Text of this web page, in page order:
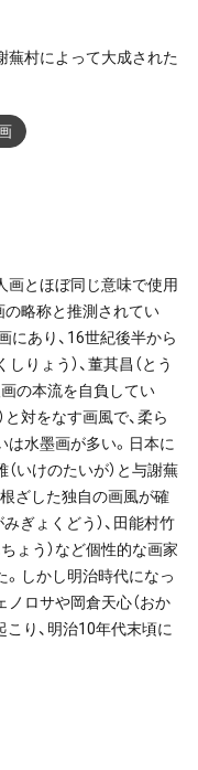
蕪村によって大成された
画とほぼ同じ意味で使用
の略称と推測されてい
にあり、16世紀後半から
りょう）、董其昌（とう
画の本流を自負してい
と対をなす画風で、柔ら
は水墨画が多い。日本に
いけのたいが）と与謝蕪
ざした独自の画風が確
ぎょくどう）、田能村竹
ちょう）など個性的な画家
。しかし明治時代になっ
ノロサや岡倉天心（おか
り、明治10年代末頃に